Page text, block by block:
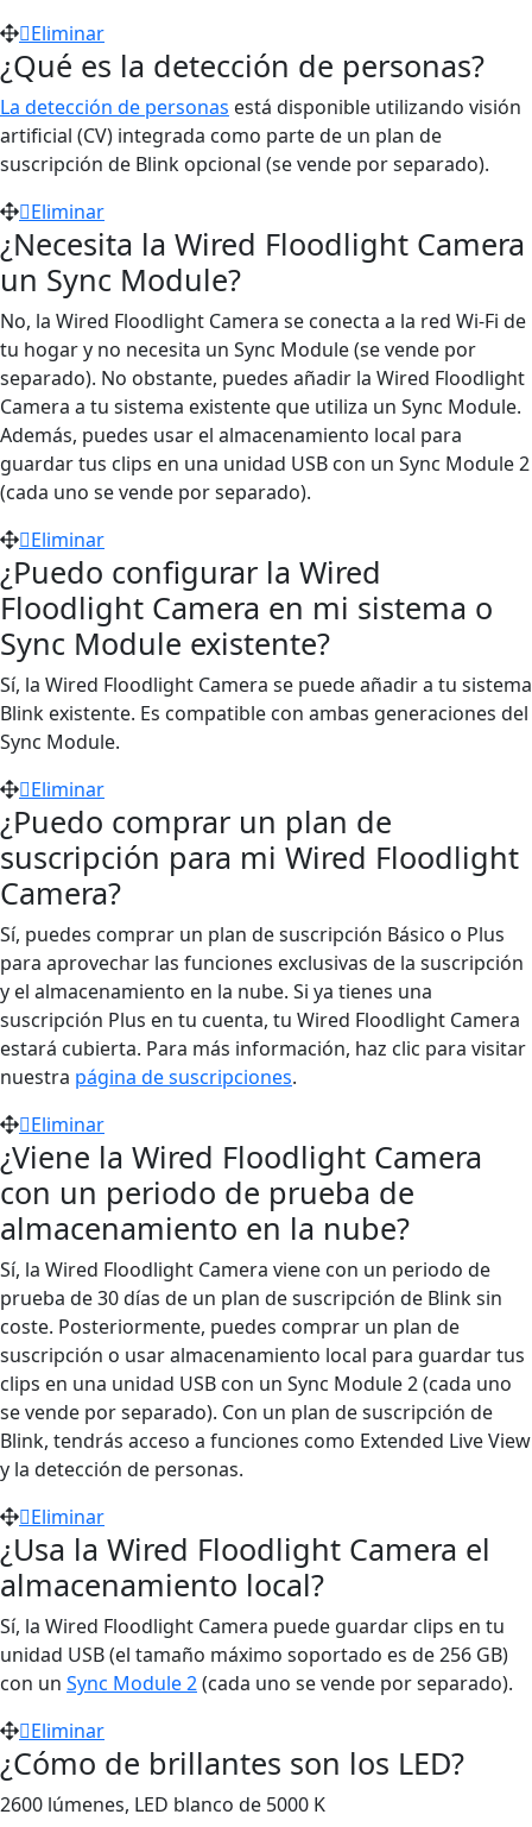
Eliminar
¿Qué es la detección de personas?
La detección de personas está disponible utilizando visión
artificial (CV) integrada como parte de un plan de
suscripción de Blink opcional (se vende por separado).
Eliminar
¿Necesita la Wired Floodlight Camera
un Sync Module?
No, la Wired Floodlight Camera se conecta a la red Wi-Fi de
tu hogar y no necesita un Sync Module (se vende por
separado). No obstante, puedes añadir la Wired Floodlight
Camera a tu sistema existente que utiliza un Sync Module.
Además, puedes usar el almacenamiento local para
guardar tus clips en una unidad USB con un Sync Module 2
(cada uno se vende por separado).
Eliminar
¿Puedo configurar la Wired
Floodlight Camera en mi sistema o
Sync Module existente?
Sí, la Wired Floodlight Camera se puede añadir a tu sistema
Blink existente. Es compatible con ambas generaciones del
Sync Module.
Eliminar
¿Puedo comprar un plan de
suscripción para mi Wired Floodlight
Camera?
Sí, puedes comprar un plan de suscripción Básico o Plus
para aprovechar las funciones exclusivas de la suscripción
y el almacenamiento en la nube. Si ya tienes una
suscripción Plus en tu cuenta, tu Wired Floodlight Camera
estará cubierta. Para más información, haz clic para visitar
nuestra página de suscripciones.
Eliminar
¿Viene la Wired Floodlight Camera
con un periodo de prueba de
almacenamiento en la nube?
Sí, la Wired Floodlight Camera viene con un periodo de
prueba de 30 días de un plan de suscripción de Blink sin
coste. Posteriormente, puedes comprar un plan de
suscripción o usar almacenamiento local para guardar tus
clips en una unidad USB con un Sync Module 2 (cada uno
se vende por separado). Con un plan de suscripción de
Blink, tendrás acceso a funciones como Extended Live View
y la detección de personas.
Eliminar
¿Usa la Wired Floodlight Camera el
almacenamiento local?
Sí, la Wired Floodlight Camera puede guardar clips en tu
unidad USB (el tamaño máximo soportado es de 256 GB)
con un Sync Module 2(cada uno se vende por separado).
Eliminar
¿Cómo de brillantes son los LED?
2600 lúmenes, LED blanco de 5000 K